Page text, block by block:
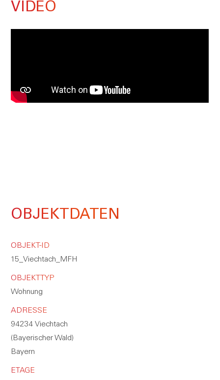
VIDEO
OBJEKTDATEN
OBJEKT-ID
15_Viechtach_MFH
OBJEKTTYP
Wohnung
ADRESSE
94234 Viechtach
(Bayerischer Wald)
Bayern
ETAGE